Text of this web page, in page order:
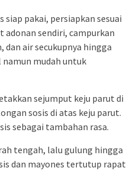
pakai, persiapkan sesuai
adonan sendiri, campurkan
air secukupnya hingga
mudah untuk
sejumput keju parut di
sosis di atas keju parut.
sebagai tambahan rasa.
tengah, lalu gulung hingga
dan mayones tertutup rapat